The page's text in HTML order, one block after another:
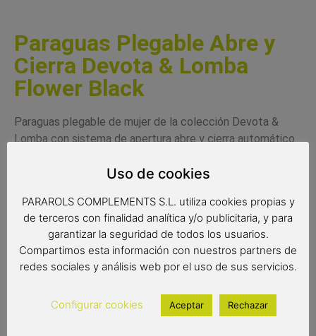
Paraguas Plegable Abre y
Cierra Devota & Lomba
Flower Black
Paraguas plegable de mujer de la colección Devota &
Lomba con sistema de apertura abre y cierra automático.
que forma parte de la nueva colección de Devota &
resistentes al viento. Tiene un tejido pongee de calidad,
extra resistente con un original diseño en blanco y negro.
Complemento de moda de calidad.
Paraguas antiviento
Paraguas de 8 varillas de 54 cm
Medidas: 28 cm de largo cerrado
Uso de cookies
PARAROLS COMPLEMENTS S.L. utiliza cookies propias y
de terceros con finalidad analítica y/o publicitaria, y para
garantizar la seguridad de todos los usuarios.
Compartimos esta información con nuestros partners de
redes sociales y análisis web por el uso de sus servicios.
Configurar cookies Aceptar Rechazar